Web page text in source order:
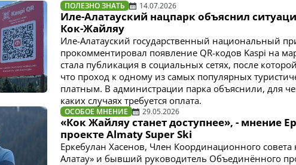
ПОЛЕЗНО ЗНАТЬ 14.07.2026
Иле-Алатауский нацпарк объяснил
Кок-Жайляу
Иле-Алатауский государственный национальный
прокомментировал появление QR-кодов Kaspi на
стала публикация в социальных сетях, после
что проход к одному из самых популярных
платным. В администрации парка объяснили, для
каких случаях требуется оплата.
ОСОБОЕ МНЕНИЕ 29.05.2026
«Кок Жайляу станет доступнее», - мнение
проекте Almaty Super Ski
Еркебулан Хасенов, Член Координационного
Алатау» и бывший руководитель Объединённого